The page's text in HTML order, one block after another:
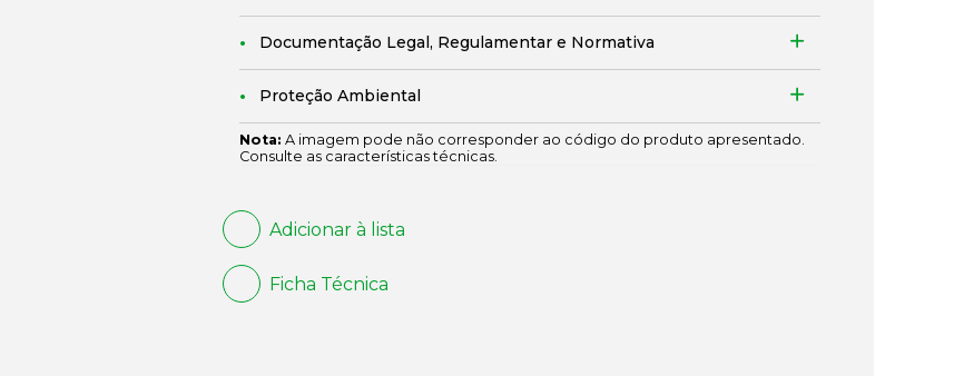
Documentação Legal, Regulamentar e Normativa
Proteção Ambiental
Nota: A imagem pode não corresponder ao código do produto apresentado.
Consulte as características técnicas.
Adicionar à lista
Ficha Técnica